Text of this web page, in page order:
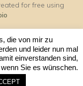
for free using
die von mir zu
und leider nun mal
einverstanden sind,
Sie es wünschen.